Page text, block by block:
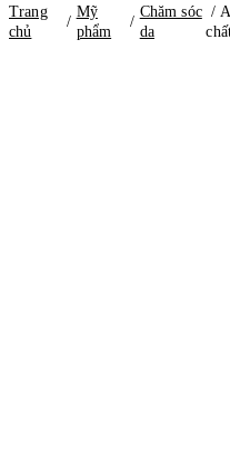
Trang
chủ
/
Mỹ
phẩm
/
Chăm sóc
da
/